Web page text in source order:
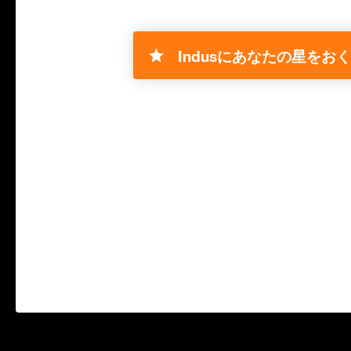
Indusにあなたの星をお